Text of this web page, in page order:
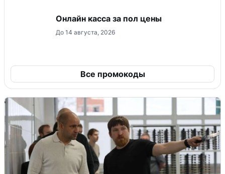
Онлайн касса за пол цены
До 14 августа, 2026
Все промокоды